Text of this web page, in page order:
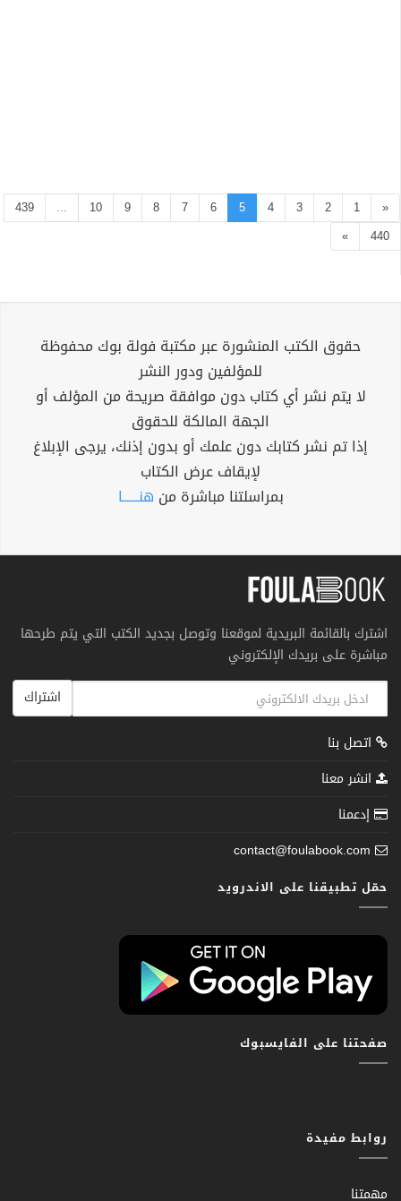
«
1
2
3
4
5
6
7
8
9
10
...
439
440
»
حقوق الكتب المنشورة عبر مكتبة فولة بوك محفوظة
للمؤلفين ودور النشر
لا يتم نشر أي كتاب دون موافقة صريحة من المؤلف أو
الجهة المالكة للحقوق
إذا تم نشر كتابك دون علمك أو بدون إذنك، يرجى الإبلاغ
لإيقاف عرض الكتاب
بمراسلتنا مباشرة من هنــــــا
اشترك بالقائمة البريدية لموقعنا وتوصل بجديد الكتب التي يتم طرحها
مباشرة على بريدك الإلكتروني
اشتراك
اتصل بنا
انشر معنا
إدعمنا
contact@foulabook.com
حمّل تطبيقنا على الاندرويد
صفحتنا على الفايسبوك
روابط مفيدة
مهمتنا